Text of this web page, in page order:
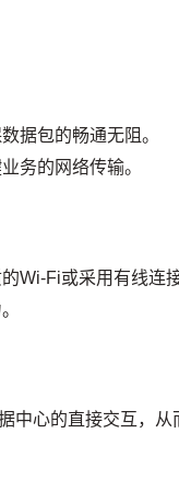
据包的畅通无阻。
务的网络传输。
Wi-Fi或采用有线连接
心的直接交互，从